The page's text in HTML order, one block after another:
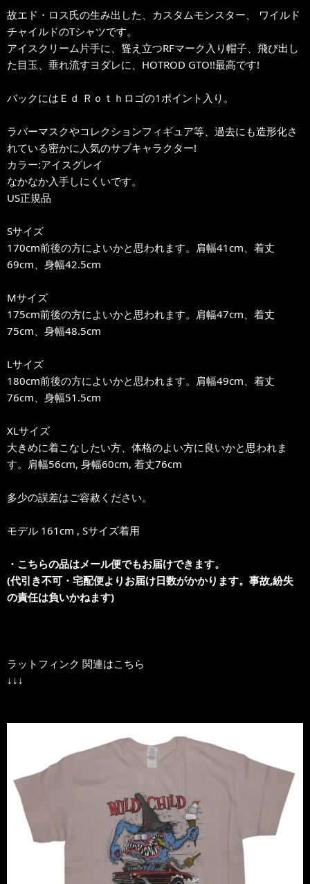
故エド・ロス氏の生み出した、カスタムモンスター、 ワイルド
チャイルドのTシャツです。
アイスクリーム片手に、聳え立つRFマーク入り帽子、飛び出し
た目玉、垂れ流すヨダレに、HOTROD GTO!!最高です!
バックにはＥｄ Ｒｏｔｈロゴの1ポイント入り。
ラバーマスクやコレクションフィギュア等、過去にも造形化さ
れている密かに人気のサブキャラクター!
カラー:アイスグレイ
なかなか入手しにくいです。
US正規品
Sサイズ
170cm前後の方によいかと思われます。肩幅41cm、着丈
69cm、身幅42.5cm
Mサイズ
175cm前後の方によいかと思われます。肩幅47cm、着丈
75cm、身幅48.5cm
Lサイズ
180cm前後の方によいかと思われます。肩幅49cm、着丈
76cm、身幅51.5cm
XLサイズ
大きめに着こなしたい方、体格のよい方に良いかと思われま
す。肩幅56cm, 身幅60cm, 着丈76cm
多少の誤差はご容赦ください。
モデル 161cm , Sサイズ着用
・こちらの品はメール便でもお届けできます。
(代引き不可・宅配便よりお届け日数がかかります。事故,紛失
の責任は負いかねます)
ラットフィンク 関連はこちら
↓↓↓